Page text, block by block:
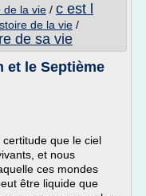
de la vie / c est l
de la vie /
de sa vie
et le Septième
que le ciel
et nous
ces mondes
être liquide que